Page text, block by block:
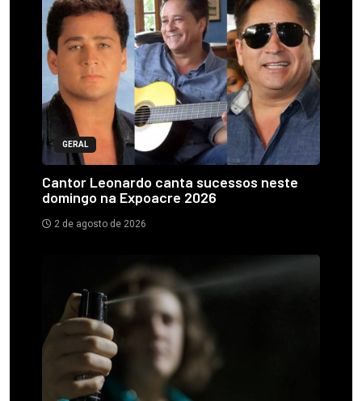
GERAL
Cantor Leonardo canta sucessos neste
domingo na Expoacre 2026
2 de agosto de 2026